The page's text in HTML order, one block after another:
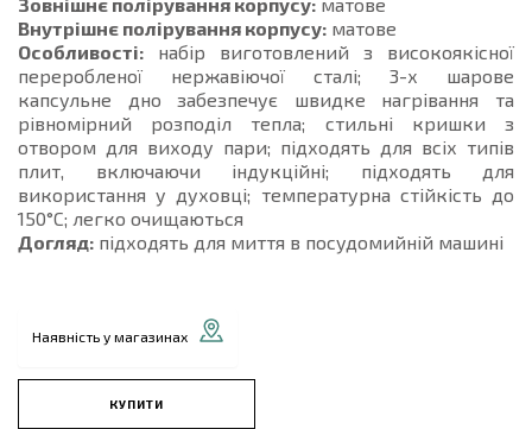
Внутрішнє полірування корпусу: матове
Особливості: набір виготовлений з високоякісної
переробленої нержавіючої сталі; 3-х шарове
капсульне дно забезпечує швидке нагрівання та
рівномірний розподіл тепла; стильні кришки з
отвором для виходу пари; підходять для всіх типів
плит, включаючи індукційні; підходять для
використання у духовці; температурна стійкість до
150°C; легко очищаються
Догляд: підходять для миття в посудомийній машині
Наявність у магазинах
КУПИТИ